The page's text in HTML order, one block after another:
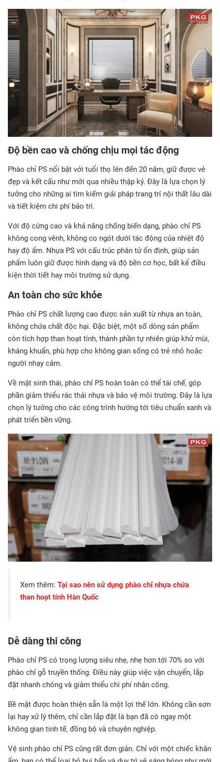
Độ bền cao và chống chịu mọi tác động
Phào chỉ PS nổi bật với tuổi thọ lên đến 20 năm, giữ được vẻ
đẹp và kết cấu như mới qua nhiều thập kỷ. Đây là lựa chọn lý
tưởng cho những ai tìm kiếm giải pháp trang trí nội thất lâu dài
và tiết kiệm chi phí bảo trì.
Với độ cứng cao và khả năng chống biến dạng, phào chỉ PS
không cong vênh, không co ngót dưới tác động của nhiệt độ
hay độ ẩm. Nhựa PS với cấu trúc phân tử ổn định, giúp sản
phẩm luôn giữ được hình dạng và độ bền cơ học, bất kể điều
kiện thời tiết hay môi trường sử dụng.
An toàn cho sức khỏe
Phào chỉ PS chất lượng cao được sản xuất từ nhựa an toàn,
không chứa chất độc hại. Đặc biệt, một số dòng sản phẩm
còn tích hợp than hoạt tính, thành phần tự nhiên giúp khử mùi,
kháng khuẩn, phù hợp cho không gian sống có trẻ nhỏ hoặc
người nhạy cảm.
Về mặt sinh thái, phào chỉ PS hoàn toàn có thể tái chế, góp
phần giảm thiểu rác thải nhựa và bảo vệ môi trường. Đây là lựa
chọn lý tưởng cho các công trình hướng tới tiêu chuẩn xanh và
phát triển bền vững.
Xem thêm: Tại sao nên sử dụng phào chỉ nhựa chứa
than hoạt tính Hàn Quốc
Dễ dàng thi công
Phào chỉ PS có trọng lượng siêu nhẹ, nhẹ hơn tới 70% so với
phào chỉ gỗ truyền thống. Điều này giúp việc vận chuyển, lắp
đặt nhanh chóng và giảm thiểu chi phí nhân công.
Bề mặt được hoàn thiện sẵn là một lợi thế lớn. Không cần sơn
lại hay xử lý thêm, chỉ cần lắp đặt là bạn đã có ngay một
không gian tinh tế, đồng bộ và chuyên nghiệp.
Vệ sinh phào chỉ PS cũng rất đơn giản. Chỉ với một chiếc khăn